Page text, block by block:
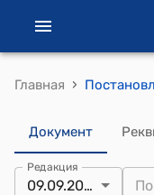
Главная ›
Документ
Редакция
09.09.2013